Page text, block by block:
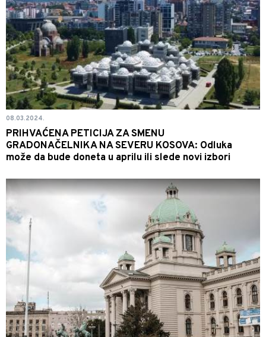
08.03.2024.
PRIHVAĆENA PETICIJA ZA SMENU
GRADONAČELNIKA NA SEVERU KOSOVA: Odluka
može da bude doneta u aprilu ili slede novi izbori